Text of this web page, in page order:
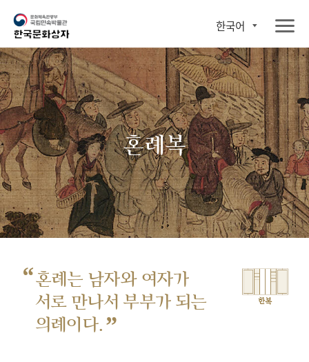
한국어
혼례복
“혼례는 남자와 여자가
서로 만나서 부부가 되는
의례이다. ”
한복